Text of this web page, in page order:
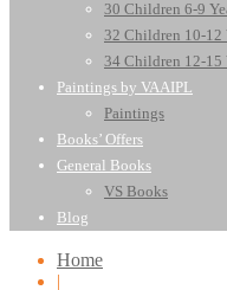
30 Children 6-9
32 Children 10-12
34 Children 12-15
Paintings by VAAIPL
Paintings
Books’ Offers
General Books
VS Books
Blog
Home
|